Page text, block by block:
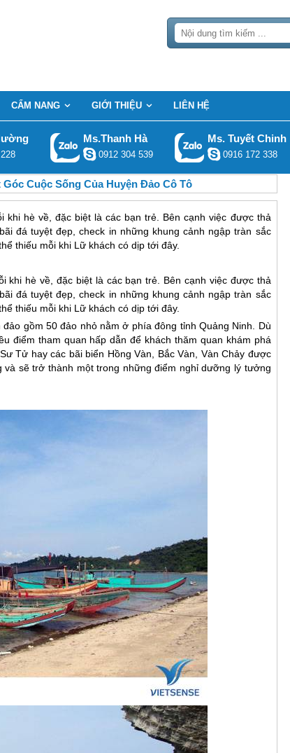
CẨM NANG GIỚI THIỆU LIÊN HỆ
Ms.Thanh Hà
0912 304 539
Ms. Tuyết Chinh
0916 172 338
Cuộc Sống Của Huyện Đảo Cô Tô
hè về, đặc biệt là các bạn trẻ. Bên cạnh việc được thả
đá tuyệt đẹp, check in những khung cảnh ngập tràn sắc
thiếu mỗi khi Lữ khách có dịp tới đây.
khi hè về, đặc biệt là các bạn trẻ. Bên cạnh việc được thả
đá tuyệt đẹp, check in những khung cảnh ngập tràn sắc
thiếu mỗi khi Lữ khách có dịp tới đây.
gồm 50 đảo nhỏ nằm ở phía đông tỉnh Quảng Ninh. Dù
điểm tham quan hấp dẫn để khách thăm quan khám phá
Tử hay các bãi biển Hồng Vàn, Bắc Vàn, Vàn Chảy được
và sẽ trở thành một trong những điểm nghỉ dưỡng lý tưởng